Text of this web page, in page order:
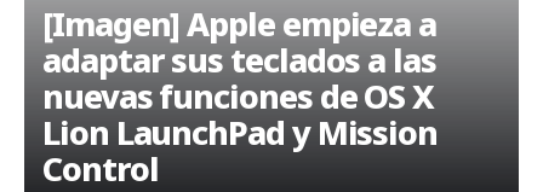
[Imagen] Apple empieza a
adaptar sus teclados a las
nuevas funciones de OS X
Lion LaunchPad y Mission
Control